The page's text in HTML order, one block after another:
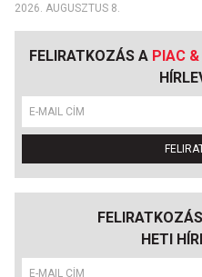
2026. AUGUSZTUS 8.
FELIRATKOZÁS A PIAC
FELIRATKOZÁS
HETI